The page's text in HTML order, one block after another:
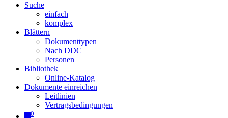
Suche
einfach
komplex
Blättern
Dokumenttypen
Nach DDC
Personen
Bibliothek
Online-Katalog
Dokumente einreichen
Leitlinien
Vertragsbedingungen
0